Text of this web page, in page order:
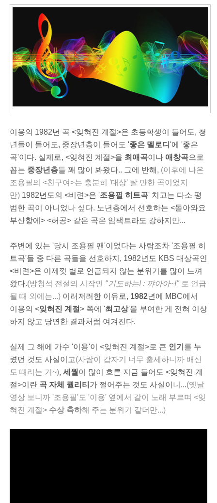
이용의 1982년 곡 <잊혀진 계절>은 초등학생이 들어도, 청
년들이 들어도, 중장년층이 들어도 '좋은 멜로디 '에 '좋은
곡'이다. 실제로, <잊혀진 계절>을 최애곡이나 애창곡으로
꼽는 중장년층들 꽤 많이 봐왔다.. 그에 반해, (이후에 나온
조용필의 <친구여>는 충분히 '대상' 탈 만한 곡이었지
만) 1982년도의 <비련>은 '조용필 히트곡' 치고는 다소 평
범한 곡이 아니었나 싶다. 노년층에서 선호하는 <돌아와요
부산항에> <허공> 같은 곡은 임팩트라도 강하지만...
주변에 있는 '당시 조용필 팬'이었다는 사람조차 '조용필 히
트곡'들 중 다른 곡들을 선호하지, 1982년도 KBS 대상곡인
<비련>은 이제껏 별로 언급되지 않는 분위기를 많이 느껴
왔다.(방청석 전설의 시작인 "기도하는! : 꺄아아~!" 로 언급
될 때 외에는...) 이러저러한 이유로, 1982년에 MBC에서
이용의 <잊혀진 계절> 쪽에 '최고상'을 부여한 게 전혀 이상
하지 않고 당연한 결과처럼 여겨진다.
실제 그 해에 가수 '이용'이 <잊혀진 계절>로 큰 인기 를 누
렸던 것도 사실이고(사람이 갑자기 너무 출세하니까 배신
도 때리는 거~), 세월 이 많이 흐른 지금 들어도 <잊혀진 계
절>이란 곡 자체 퀄리티 가 쩔어주는 것도 사실이니...(옛날
영상 보니까 '조용필'도 '이용' 옆에서 같이 노래 부르며 <잊
혀진 계절> 수상 축하해 주는 분위기 같더만...)